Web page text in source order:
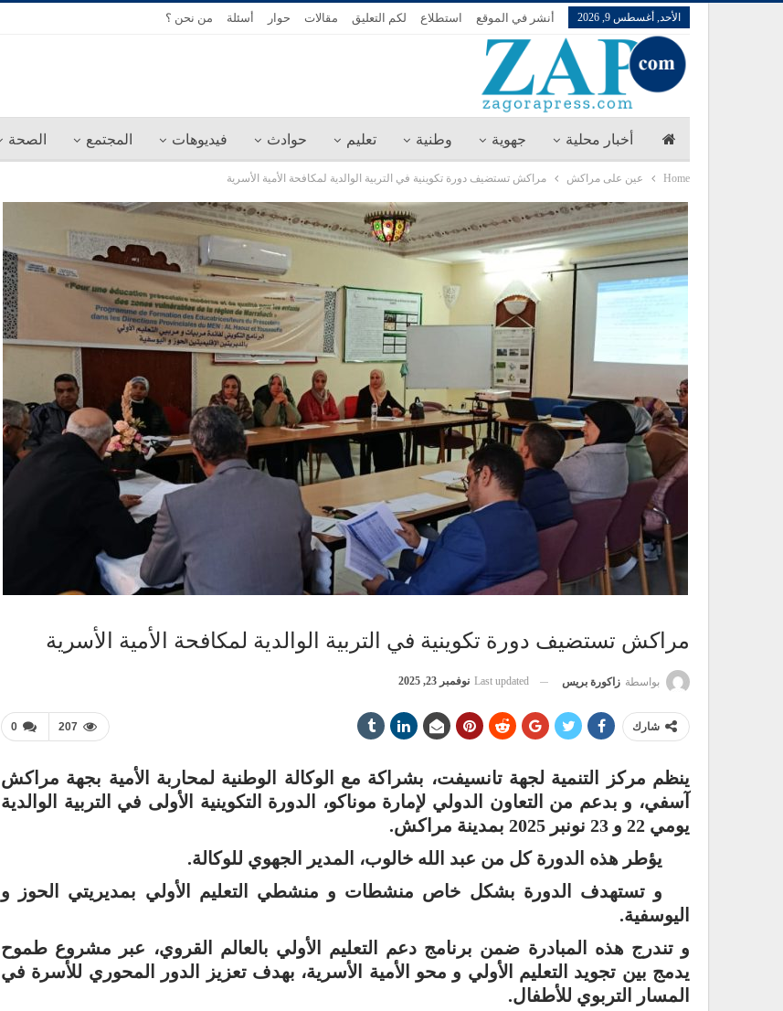
الأحد, أغسطس 9, 2026 أنشر في الموقع استطلاع لكم التعليق مقالات حوار أسئلة من نحن ؟
أخبار محلية جهوية وطنية تعليم حوادث فيديوهات المجتمع الصحة
Home عين على مراكش مراكش تستضيف دورة تكوينية في التربية الوالدية لمكافحة الأمية الأسرية
مراكش تستضيف دورة تكوينية في التربية الوالدية لمكافحة الأمية الأسرية
بواسطة زاكورة بريس Last updated نوفمبر 23, 2025
0 207 شارك
ينظم مركز التنمية لجهة تانسيفت، بشراكة مع الوكالة الوطنية لمحاربة الأمية بجهة مراكش
آسفي، و بدعم من التعاون الدولي لإمارة موناكو، الدورة التكوينية الأولى في التربية الوالدية
يومي 22 و 23 نونبر 2025 بمدينة مراكش.
يؤطر هذه الدورة كل من عبد الله خالوب، المدير الجهوي للوكالة.
و تستهدف الدورة بشكل خاص منشطات و منشطي التعليم الأولي بمديريتي الحوز و
اليوسفية.
و تندرج هذه المبادرة ضمن برنامج دعم التعليم الأولي بالعالم القروي، عبر مشروع طموح
يدمج بين تجويد التعليم الأولي و محو الأمية الأسرية، بهدف تعزيز الدور المحوري للأسرة في
المسار التربوي للأطفال.